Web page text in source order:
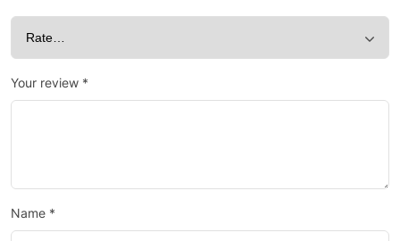
Your review *
Name *